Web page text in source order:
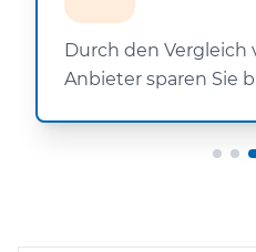
Durch den Vergleich
Anbieter sparen Sie